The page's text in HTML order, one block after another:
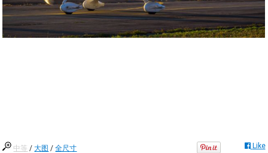
中等 /大图 /全尺寸 Like